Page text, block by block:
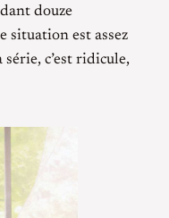
douze
situation est assez
c’est ridicule,